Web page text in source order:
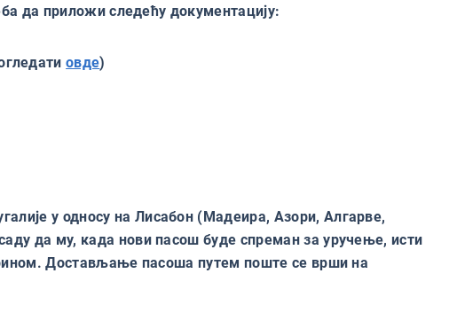
да приложи следећу документацију:
овде)
у односу на Лисабон (Мадеира, Азори, Алгарве,
да му, када нови пасош буде спреман за уручење, исти
Достављање пасоша путем поште се врши на